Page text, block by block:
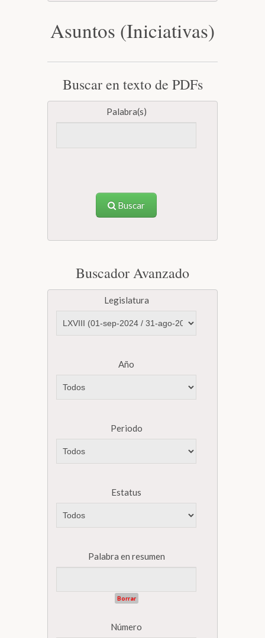
Asuntos (Iniciativas)
Buscar en texto de PDFs
Palabra(s)
Buscar
Buscador Avanzado
Legislatura
Año
Periodo
Estatus
Palabra en resumen
Borrar
Número